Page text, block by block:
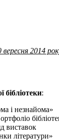
2014
бібліотеки:
і незнайома»
виставок
літератури»